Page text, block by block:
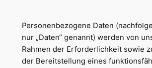
Personenbezogene Daten
nur „Daten“ genannt) werden von
Rahmen der Erforderlichkeit sowie
der Bereitstellung eines